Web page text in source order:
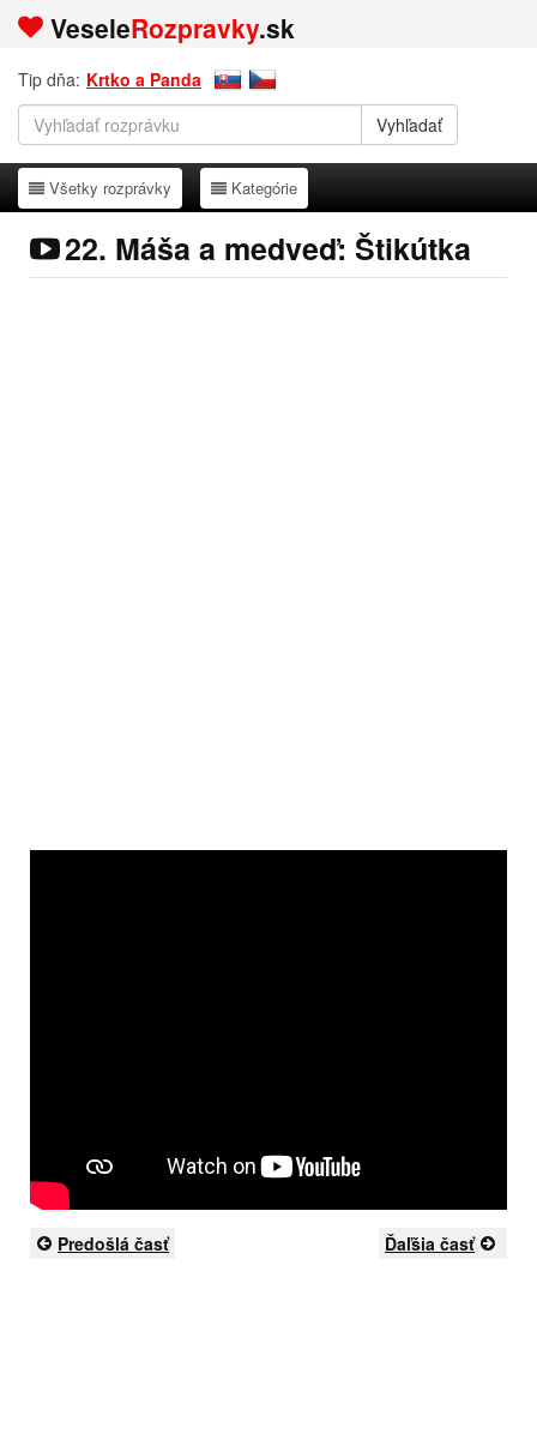
VeseleRozpravky.sk
Tip dňa: Krtko a Panda
Všetky rozprávky
Všetky rozprávky Kategórie
Kategórie
22. Máša a medveď: Štikútka
Predošlá časť Ďaľšia časť